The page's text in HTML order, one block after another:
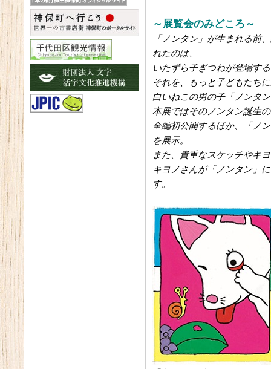
～展覧会のみどころ～
「ノンタン」が生まれる前
れたのは、
いたずら子ぎつねが登場す
それを、もっと子どもたち
白いねこの男の子「ノンタ
本展ではそのノンタン誕生
全編初公開するほか、「ノ
を展示。
また、貴重なスケッチやキ
キヨノさんが「ノンタン」
す。